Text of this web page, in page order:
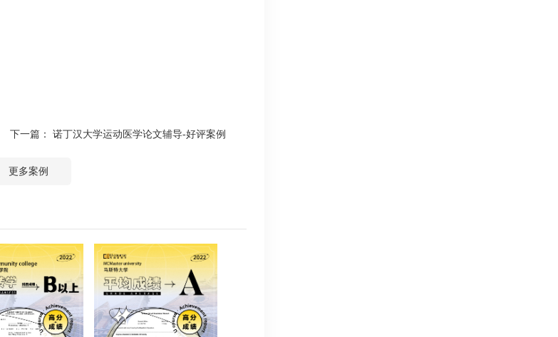
下一篇：诺丁汉大学运动医学论文辅导-好评案例
更多案例